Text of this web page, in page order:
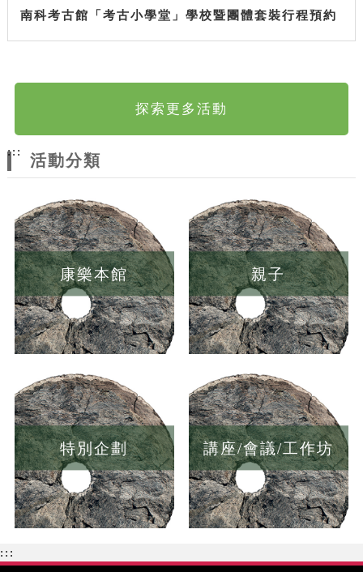
南科考古館「考古小學堂」學校暨團體套裝行程預約
探索更多活動
:::
活動分類
康樂本館 親子
特別企劃 講座/會議/工作坊
:::